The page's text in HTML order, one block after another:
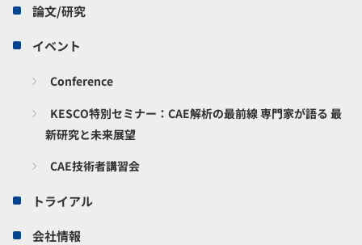
論文/研究
イベント
Conference
KESCO特別セミナー：CAE解析の最前線 専門家が語る 最
新研究と未来展望
CAE技術者講習会
トライアル
会社情報